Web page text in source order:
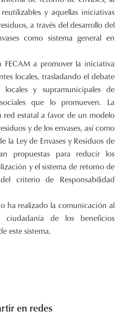
y aquellas iniciativas
a través del desarrollo del
como sistema general en
a promover la iniciativa
locales, trasladando el debate
y supramunicipales de
que lo promueven. La
red estatal a favor de un modelo
y de los envases, así como
la Ley de Envases y Residuos de
propuestas para reducir los
y el sistema de retorno de
criterio de Responsabilidad
ha realizado la comunicación al
de los beneficios
este sistema.
en redes